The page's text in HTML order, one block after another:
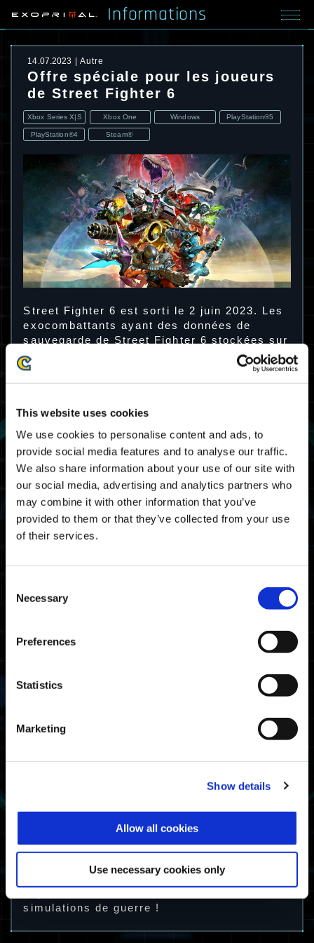
This website uses cookies
We use cookies to personalise content and ads, to
provide social media features and to analyse our traffic.
We also share information about your use of our site with
our social media, advertising and analytics partners who
may combine it with other information that you’ve
provided to them or that they’ve collected from your use
of their services.
Selection
Necessary
Preferences
Statistics
Marketing
Show details
Allow all cookies
Use necessary cookies only
Informations
14.07.2023 Autre
Offre spéciale pour les joueurs
de Street Fighter 6
Xbox Series X|S Xbox One Windows PlayStation®5
PlayStation®4 Steam®
Street Fighter 6 est sorti le 2 juin 2023. Les
exocombattants ayant des données de
sauvegarde de Street Fighter 6 stockées sur
leur appareil peuvent recevoir un autocollant
spécial dans Exoprimal.
Decal
Street Fighter 6 Decal
Exoprimal sur un appareil sur lequel vous
Street Fighter 6 Decal.
Toute l'équipe d'Exoprimal vous remercie de
votre intérêt et de votre soutien, et nous
simulations de guerre !